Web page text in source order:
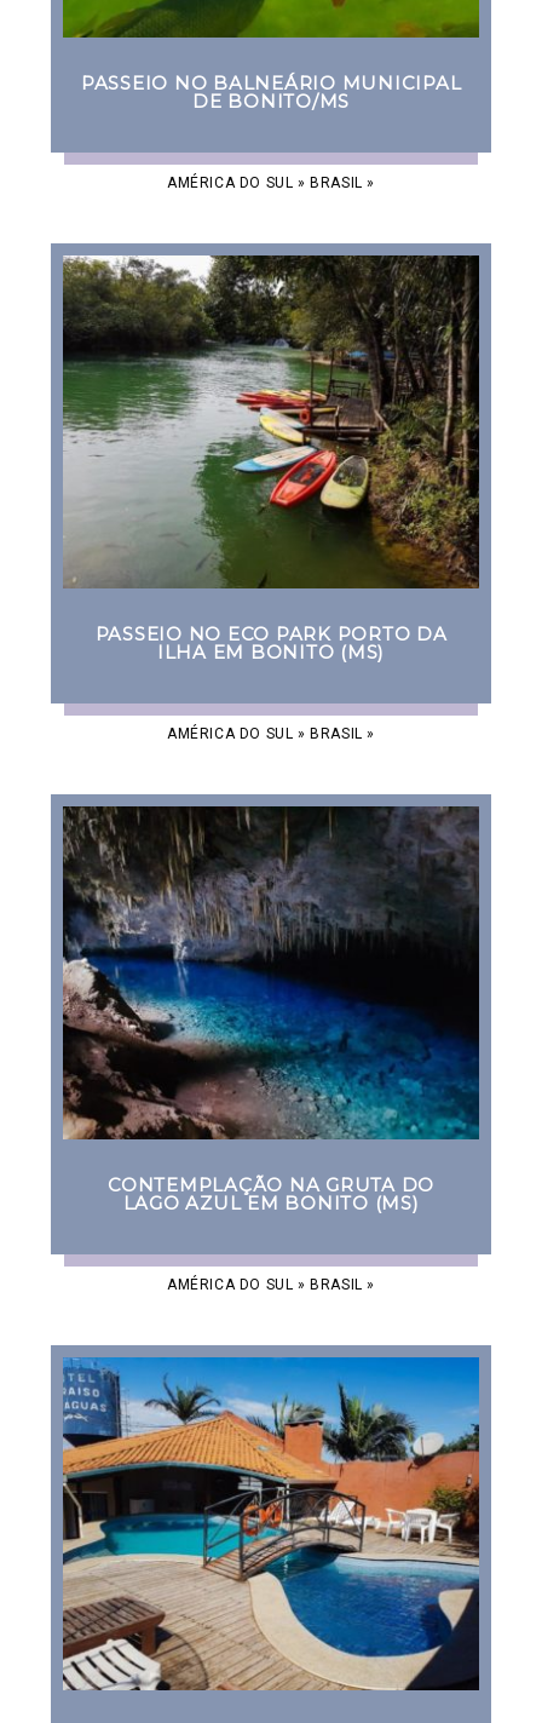
PASSEIO NO BALNEÁRIO MUNICIPAL
DE BONITO/MS
AMÉRICA DO SUL » BRASIL »
PASSEIO NO ECO PARK PORTO DA
ILHA EM BONITO (MS)
AMÉRICA DO SUL » BRASIL »
CONTEMPLAÇÃO NA GRUTA DO
LAGO AZUL EM BONITO (MS)
AMÉRICA DO SUL » BRASIL »